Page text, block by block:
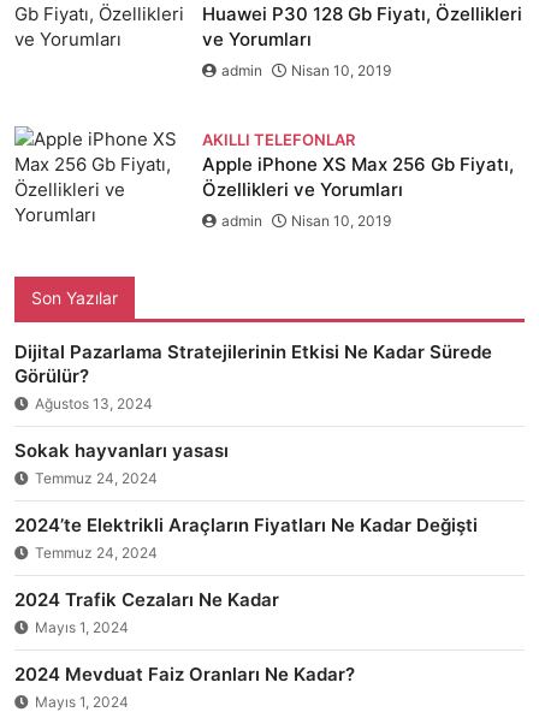
Huawei P30 128 Gb Fiyatı, Özellikleri
ve Yorumları
admin Nisan 10, 2019
AKILLI TELEFONLAR
Apple iPhone XS Max 256 Gb Fiyatı,
Özellikleri ve Yorumları
admin Nisan 10, 2019
Son Yazılar
Dijital Pazarlama Stratejilerinin Etkisi Ne Kadar Sürede
Görülür?
Ağustos 13, 2024
Sokak hayvanları yasası
Temmuz 24, 2024
2024’te Elektrikli Araçların Fiyatları Ne Kadar Değişti
Temmuz 24, 2024
2024 Trafik Cezaları Ne Kadar
Mayıs 1, 2024
2024 Mevduat Faiz Oranları Ne Kadar?
Mayıs 1, 2024